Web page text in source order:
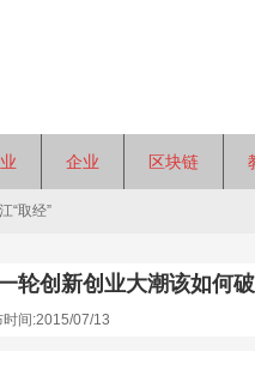
企业 区块链
“取经”
轮创新创业大潮该如何
时间:2015/07/13